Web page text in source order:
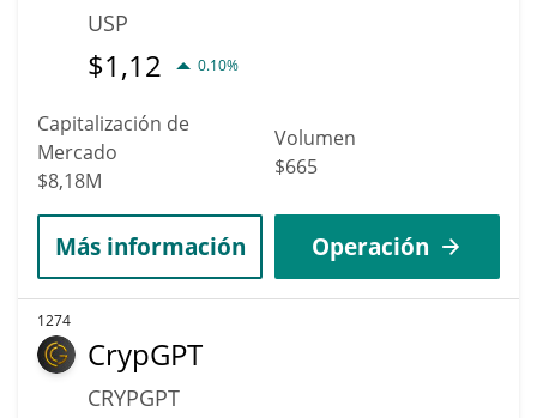
USP
$1,12 0.10%
Capitalización de
Mercado
$8,18M
Volumen
$665
Más información Operación
1274
CrypGPT
CRYPGPT